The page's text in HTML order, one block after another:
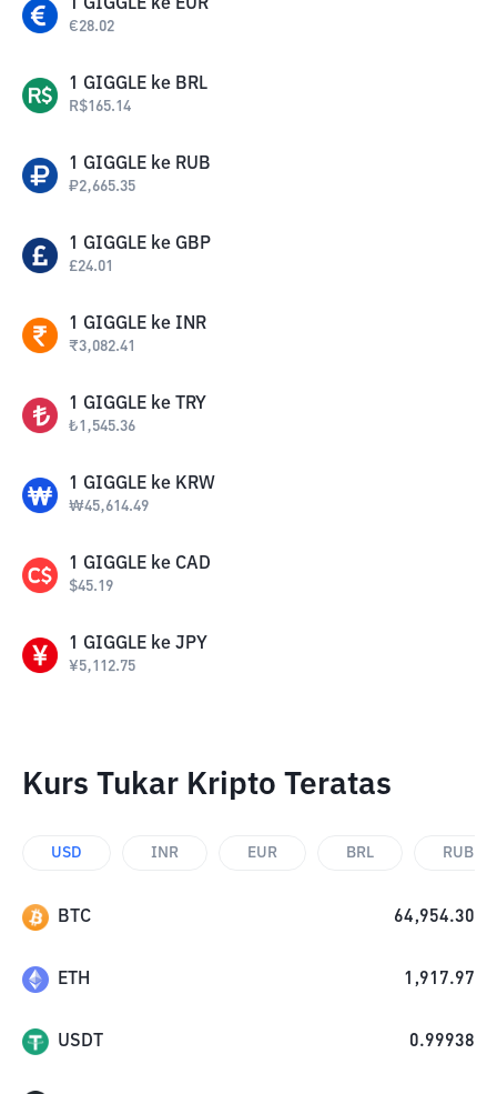
1 GIGGLE ke EUR
€28.02
1 GIGGLE ke BRL
R$165.14
1 GIGGLE ke RUB
₽2,665.35
1 GIGGLE ke GBP
£24.01
1 GIGGLE ke INR
₹3,082.41
1 GIGGLE ke TRY
₺1,545.36
1 GIGGLE ke KRW
₩45,614.49
1 GIGGLE ke CAD
$45.19
1 GIGGLE ke JPY
¥5,112.75
Kurs Tukar Kripto Teratas
USD INR EUR BRL RUB
BTC 64,954.30
ETH 1,917.97
USDT 0.99938